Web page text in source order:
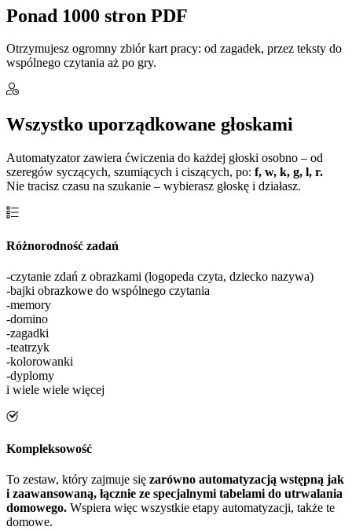
Ponad 1000 stron PDF
Otrzymujesz ogromny zbiór kart pracy: od zagadek, przez teksty do
wspólnego czytania aż po gry.
Wszystko uporządkowane głoskami
Automatyzator zawiera ćwiczenia do każdej głoski osobno – od
szeregów syczących, szumiących i ciszących, po: f, w, k, g, l, r.
Nie tracisz czasu na szukanie – wybierasz głoskę i działasz.
Różnorodność zadań
-czytanie zdań z obrazkami (logopeda czyta, dziecko nazywa)
-bajki obrazkowe do wspólnego czytania
-memory
-domino
-zagadki
-teatrzyk
-kolorowanki
-dyplomy
i wiele wiele więcej
Kompleksowość
To zestaw, który zajmuje się zarówno automatyzacją wstępną jak
i zaawansowaną, łącznie ze specjalnymi tabelami do utrwalania
domowego. Wspiera więc wszystkie etapy automatyzacji, także te
domowe.